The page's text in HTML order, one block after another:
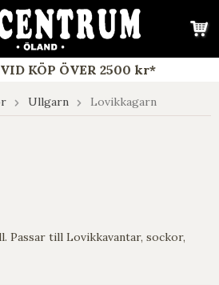
KÖP ÖVER 2500 kr*
Ullgarn Lovikkagarn
Passar till Lovikkavantar, sockor,